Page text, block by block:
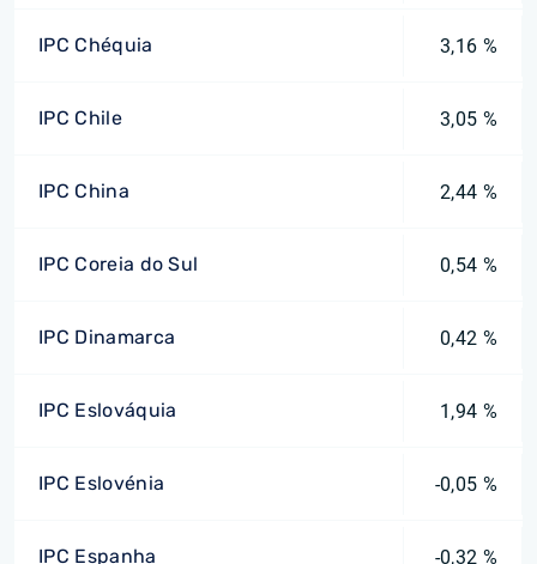
IPC Chéquia 3,16 %
IPC Chile 3,05 %
IPC China 2,44 %
IPC Coreia do Sul 0,54 %
IPC Dinamarca 0,42 %
IPC Eslováquia 1,94 %
IPC Eslovénia -0,05 %
IPC Espanha -0,32 %